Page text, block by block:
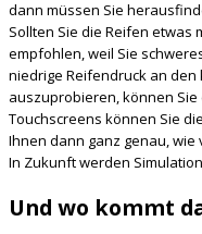
dann müssen Sie
Sollten Sie die Reifen etwas
empfohlen, weil Sie
niedrige Reifendruck an
auszuprobieren, können
Touchscreens können Sie
Ihnen dann ganz genau, wie
In Zukunft werden
Und wo kommt